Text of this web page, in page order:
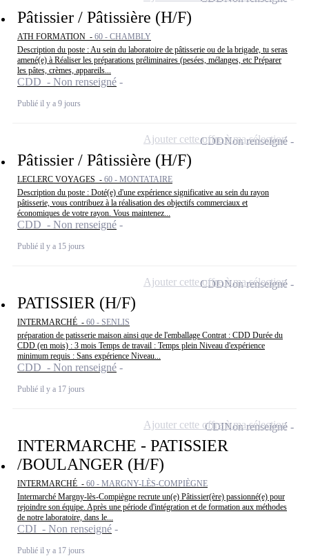
Pâtissier / Pâtissière (H/F)
ATH FORMATION - 60 - CHAMBLY
Description du poste : Au sein du laboratoire de pâtisserie ou de la brigade, tu seras
amené(e) à Réaliser les préparations préliminaires (pesées, mélanges, etc Préparer
les pâtes, crèmes, appareils...
CDD - Non renseigné
Publié il y a 9 jours
Pâtissier / Pâtissière (H/F)
LECLERC VOYAGES - 60 - MONTATAIRE
Description du poste : Doté(e) d'une expérience significative au sein du rayon
pâtisserie, vous contribuez à la réalisation des objectifs commerciaux et
économiques de votre rayon. Vous maintenez...
CDD - Non renseigné
Publié il y a 15 jours
CDDNon renseigné
Ajouter cette offre à ma sélection
PATISSIER (H/F)
INTERMARCHÉ - 60 - SENLIS
préparation de patisserie maison ainsi que de l'emballage Contrat : CDD Durée du
CDD (en mois) : 3 mois Temps de travail : Temps plein Niveau d'expérience
minimum requis : Sans expérience Niveau...
CDD - Non renseigné
Publié il y a 17 jours
CDDNon renseigné
Ajouter cette offre à ma sélection
INTERMARCHE - PATISSIER
/BOULANGER (H/F)
INTERMARCHÉ - 60 - MARGNY-LÈS-COMPIÈGNE
Intermarché Margny-lès-Compiègne recrute un(e) Pâtissier(ère) passionné(e) pour
rejoindre son équipe. Après une période d'intégration et de formation aux méthodes
de notre laboratoire, dans le...
CDI - Non renseigné
Publié il y a 17 jours
CDINon renseigné
Ajouter cette offre à ma sélection